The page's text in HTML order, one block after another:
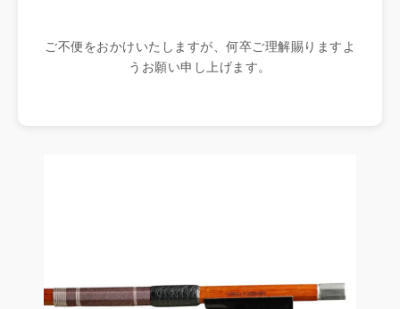
ご不便をおかけいたしますが、何卒ご理解賜りますよ
うお願い申し上げます。